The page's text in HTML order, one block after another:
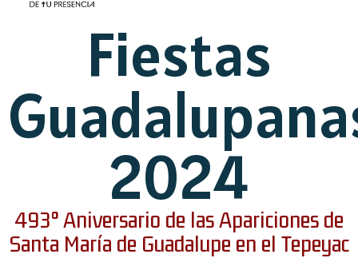
Fiestas
2024
493° Aniversario de las Apariciones de
Santa María de Guadalupe en el Tepeyac